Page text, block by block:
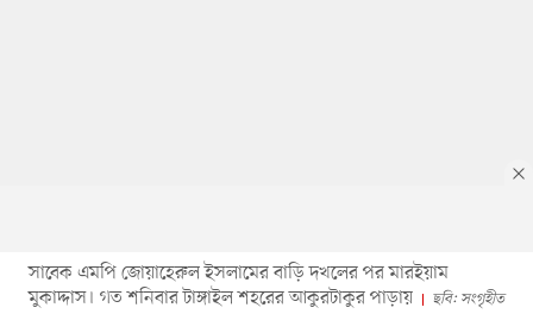
সাবেক এমপি জোয়াহেরুল ইসলামের বাড়ি দখলের পর মারইয়াম
মুকাদ্দাস। গত শনিবার টাঙ্গাইল শহরের আকুরটাকুর পাড়ায়
ছবি: সংগৃহীত